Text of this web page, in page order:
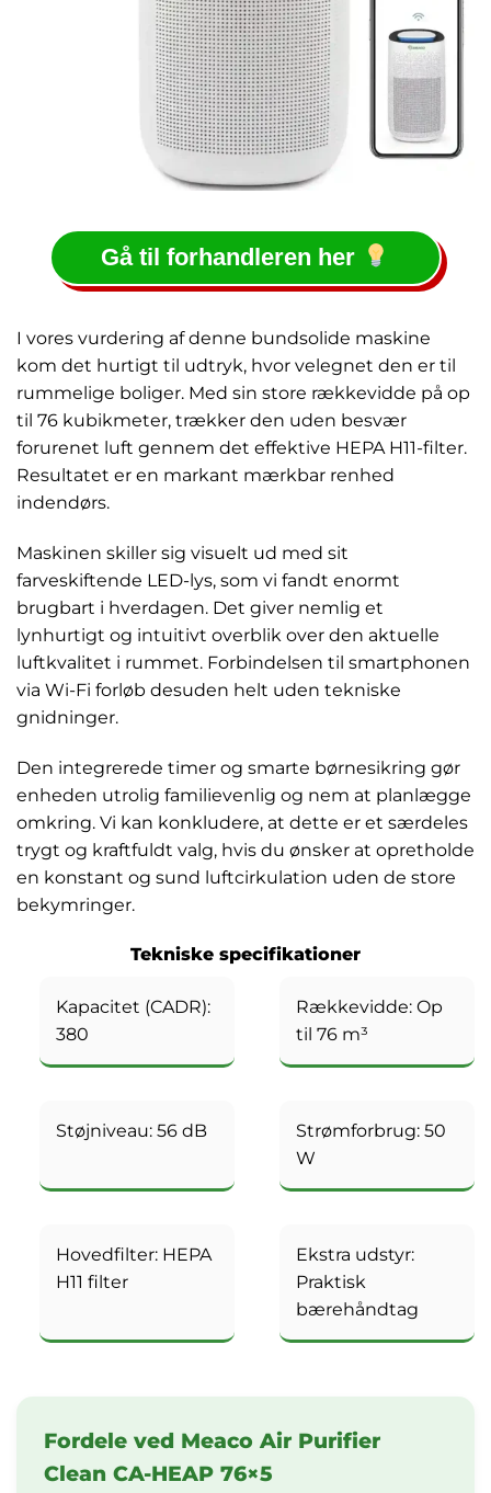
Gå til forhandleren her
I vores vurdering af denne bundsolide maskine
kom det hurtigt til udtryk, hvor velegnet den er til
rummelige boliger. Med sin store rækkevidde på op
til 76 kubikmeter, trækker den uden besvær
forurenet luft gennem det effektive HEPA H11-filter.
Resultatet er en markant mærkbar renhed
indendørs.
Maskinen skiller sig visuelt ud med sit
farveskiftende LED-lys, som vi fandt enormt
brugbart i hverdagen. Det giver nemlig et
lynhurtigt og intuitivt overblik over den aktuelle
luftkvalitet i rummet. Forbindelsen til smartphonen
via Wi-Fi forløb desuden helt uden tekniske
gnidninger.
Den integrerede timer og smarte børnesikring gør
enheden utrolig familievenlig og nem at planlægge
omkring. Vi kan konkludere, at dette er et særdeles
trygt og kraftfuldt valg, hvis du ønsker at opretholde
en konstant og sund luftcirkulation uden de store
bekymringer.
Tekniske specifikationer
Kapacitet (CADR):
380
Rækkevidde: Op
til 76 m³
Støjniveau: 56 dB
Strømforbrug: 50
W
Hovedfilter: HEPA
H11 filter
Ekstra udstyr:
Praktisk
bærehåndtag
Fordele ved Meaco Air Purifier
Clean CA-HEAP 76×5